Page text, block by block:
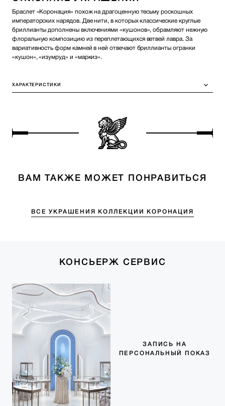
Браслет «Коронация» похож на драгоценную тесьму роскошных
императорских нарядов. Две нити, в которых классические круглые
бриллианты дополнены включениями «кушонов», обрамляют нежную
флоральную композицию из переплетающихся ветвей лавра. За
вариативность форм камней в ней отвечают бриллианты огранки
«кушон», «изумруд» и «маркиз».
ХАРАКТЕРИСТИКИ
ВАМ ТАКЖЕ МОЖЕТ ПОНРАВИТЬСЯ
ВСЕ УКРАШЕНИЯ КОЛЛЕКЦИИ КОРОНАЦИЯ
КОНСЬЕРЖ СЕРВИС
ЗАПИСЬ НА
ПЕРСОНАЛЬНЫЙ ПОКАЗ